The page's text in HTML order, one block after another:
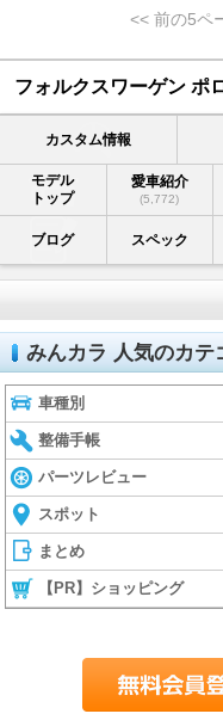
<< 前の5ペ
フォルクスワーゲン ポ
カスタム情報
モデル
トップ
愛車紹介
(5,772)
ブログ スペック
みんカラ 人気のカテ
車種別
整備手帳
パーツレビュー
スポット
まとめ
【PR】ショッピング